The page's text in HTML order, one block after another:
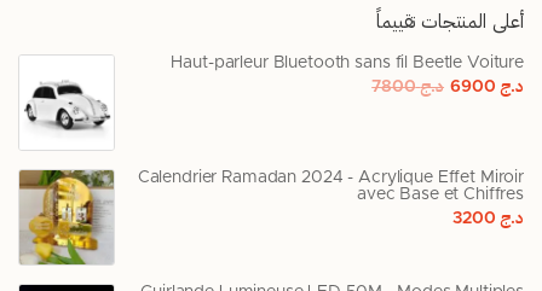
أعلى المنتجات تقييماً
Haut-parleur Bluetooth sans fil Beetle Voiture
د.ج6900 د.ج7800
Calendrier Ramadan 2024 - Acrylique Effet Miroir
avec Base et Chiffres
د.ج3200